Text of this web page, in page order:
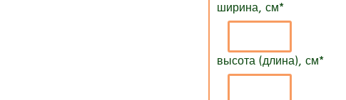
ширина, см*
высота (длина), см*